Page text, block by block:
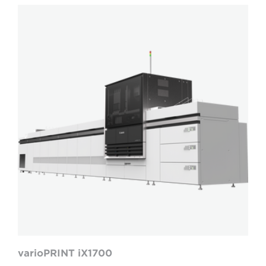
varioPRINT iX1700